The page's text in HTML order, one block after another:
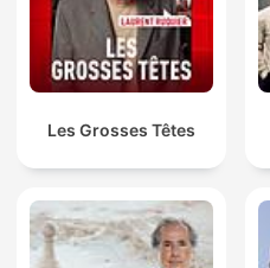
Les Grosses Têtes